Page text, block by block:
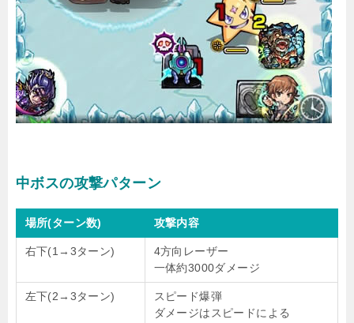
中ボスの攻撃パターン
場所(ターン数) 攻撃内容
右下(1→3ターン)
4方向レーザー
一体約3000ダメージ
左下(2→3ターン)
スピード爆弾
ダメージはスピードによる